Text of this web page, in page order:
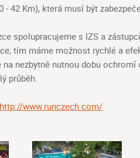
- 42 Km), která musí být
spolupracujeme s IZS a
tím máme možnost rychlé a
nezbytně nutnou dobu
průběh.
http://www.runczech.com/